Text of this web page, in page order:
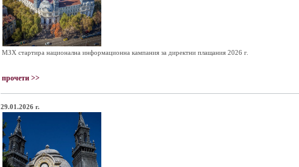
МЗХ стартира национална информационна кампания за директни плащания 2026 г.
прочети >>
29.01.2026 г.